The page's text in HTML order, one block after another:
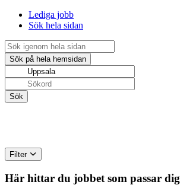
Lediga jobb
Sök hela sidan
Filter
Här hittar du jobbet som passar dig